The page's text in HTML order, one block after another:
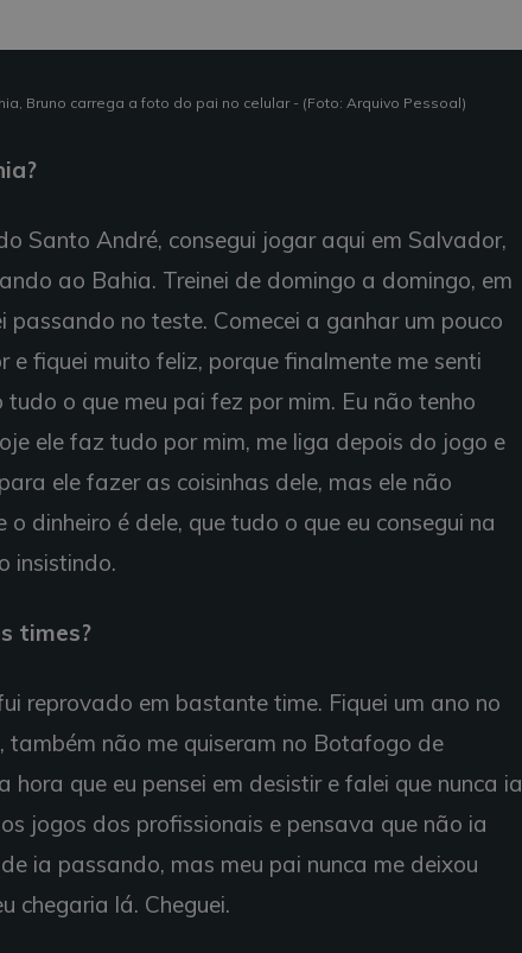
Bruno carrega a foto do pai no celular - (Foto: Arquivo Pessoal)
Santo André, consegui jogar aqui em Salvador,
ao Bahia. Treinei de domingo a domingo, em
passando no teste. Comecei a ganhar um pouco
e fiquei muito feliz, porque finalmente me senti
o que meu pai fez por mim. Eu não tenho
ele faz tudo por mim, me liga depois do jogo e
ele fazer as coisinhas dele, mas ele não
dinheiro é dele, que tudo o que eu consegui na
insistindo.
times?
reprovado em bastante time. Fiquei um ano no
também não me quiseram no Botafogo de
hora que eu pensei em desistir e falei que nunca ia
jogos dos profissionais e pensava que não ia
ia passando, mas meu pai nunca me deixou
chegaria lá. Cheguei.